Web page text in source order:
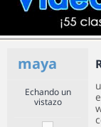
maya
Echando un
vistazo